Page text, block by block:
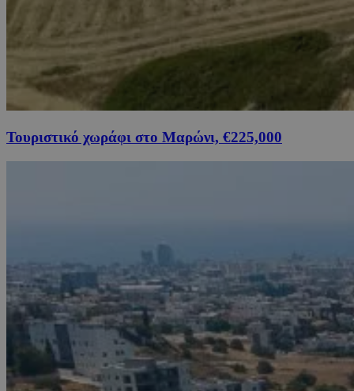
Τουριστικό χωράφι στο Μαρώνι, €225,000